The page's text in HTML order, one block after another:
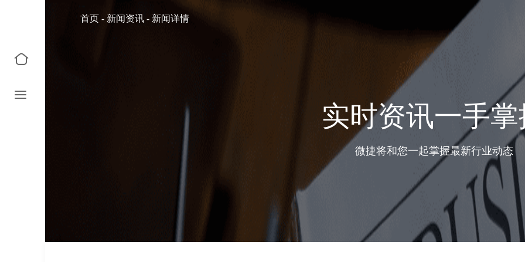
首页 - 新闻资讯 - 新闻详情
实时资讯一手
微捷将和您一起掌握最新行业动态